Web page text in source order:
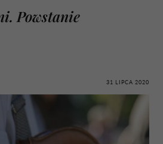
Powstanie
31 LIPCA 2020